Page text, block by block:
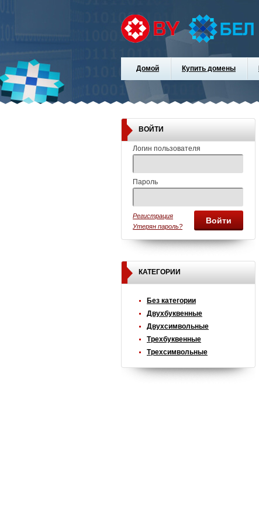
Домой Купить домены
ВОЙТИ
Логин пользователя
Пароль
Войти
Регистрация
Утерян пароль?
КАТЕГОРИИ
Без категории
Двухбуквенные
Двухсимвольные
Трехбуквенные
Трехсимвольные